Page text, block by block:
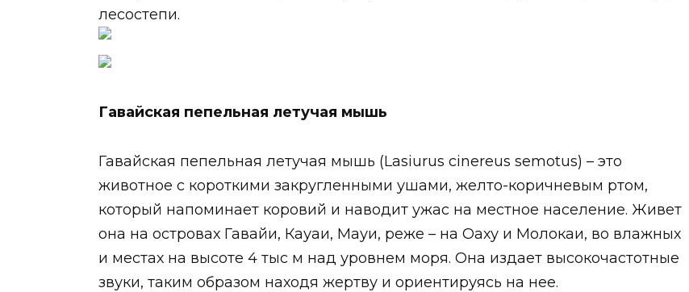
лесостепи.
Гавайская пепельная летучая мышь
Гавайская пепельная летучая мышь (Lasiurus cinereus semotus) – это
животное с короткими закругленными ушами, желто-коричневым ртом,
который напоминает коровий и наводит ужас на местное население. Живет
она на островах Гавайи, Кауаи, Мауи, реже – на Оаху и Молокаи, во влажных
и местах на высоте 4 тыс м над уровнем моря. Она издает высокочастотные
звуки, таким образом находя жертву и ориентируясь на нее.